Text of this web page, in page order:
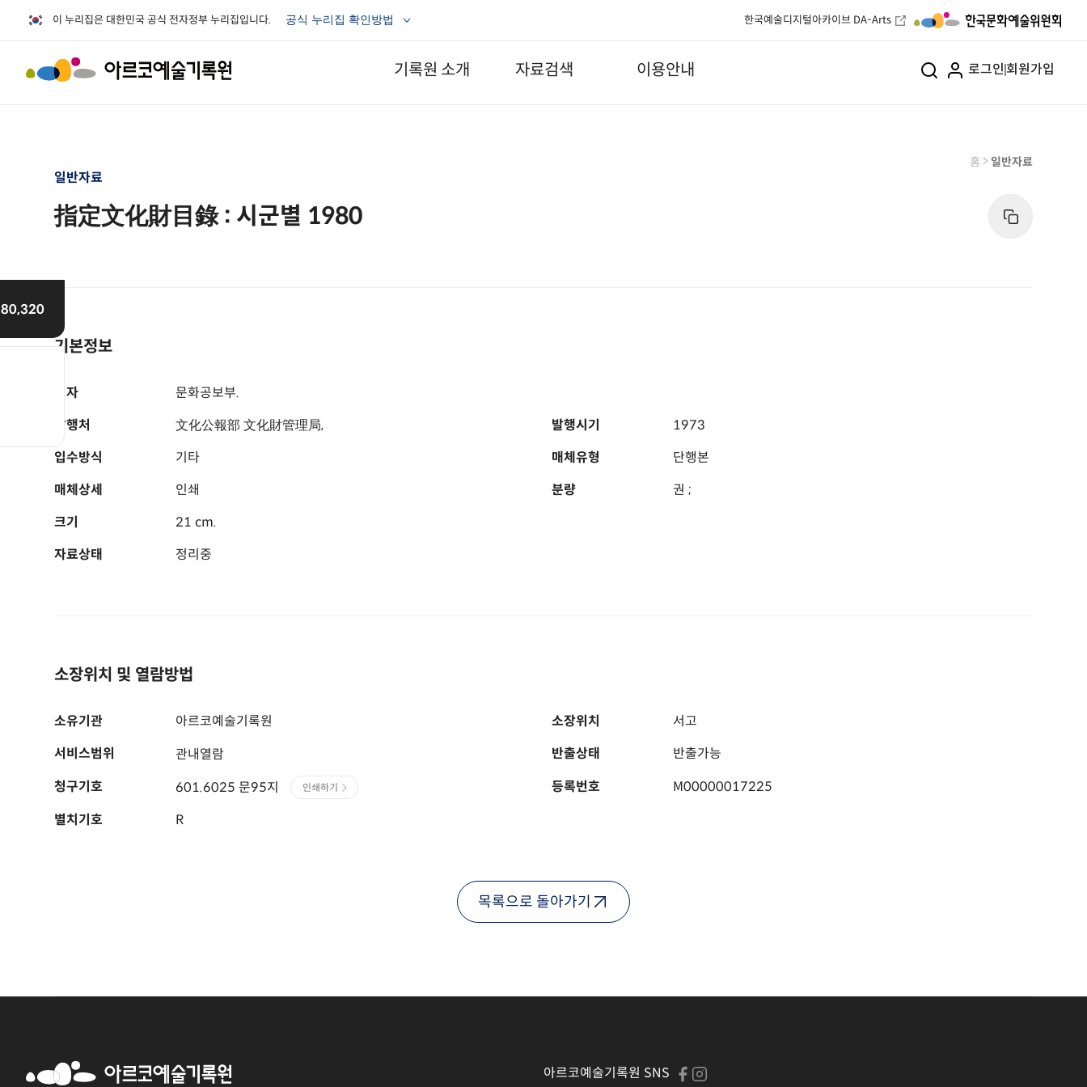
이 누리집은 대한민국 공식 전자정부 누리집입니다. 공식 누리집 확인방법 한국예술디지털아카이브 DA-Arts
기록원 소개 자료검색 이용안내 로그인 회원가입
홈 > 일반자료
일반자료
指定文化財目錄 : 시군별 1980
기본정보
저자
문화공보부.
발행처
文化公報部 文化財管理局, 발행시기
1973
입수방식
기타 매체유형
단행본
매체상세
인쇄 분량
권 ;
크기
21 cm.
자료상태
정리중
소장위치 및 열람방법
소유기관 아르코예술기록원 소장위치
서고
서비스범위
관내열람 반출상태
반출가능
청구기호
601.6025 문95지 인쇄하기 등록번호
M00000017225
별치기호
R
목록으로 돌아가기
80,320
아르코예술기록원 SNS